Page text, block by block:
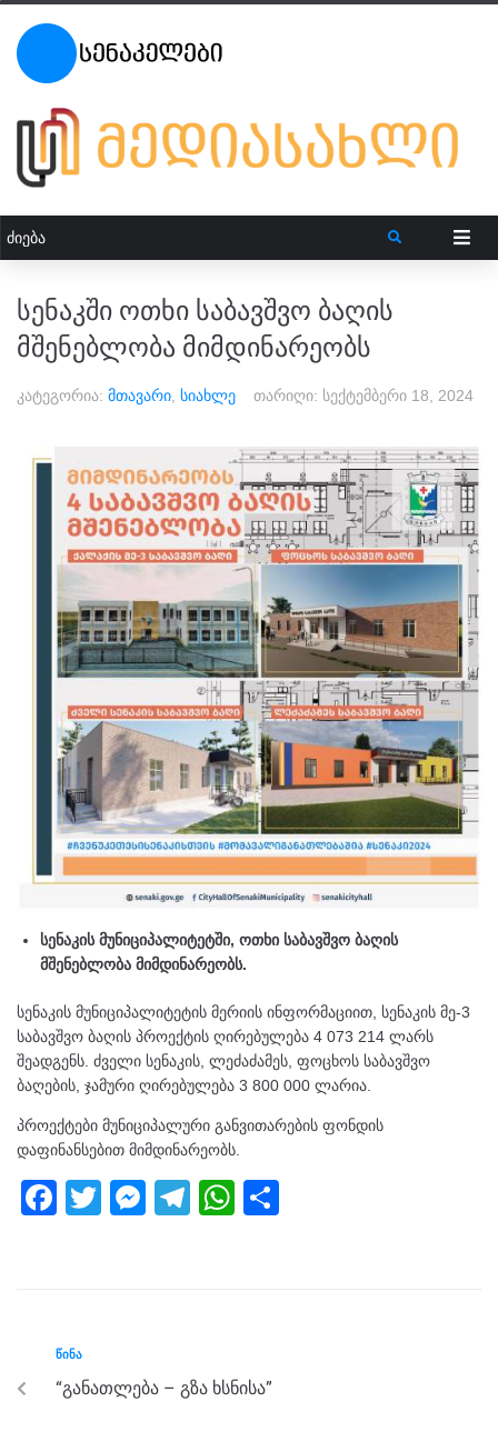
სენაკში ოთხი საბავშვო ბაღის
მშენებლობა მიმდინარეობს
კატეგორია: მთავარი სიახლე თარიღი: სექტემბერი 18, 2024
სენაკის მუნიციპალიტეტში, ოთხი საბავშვო ბაღის
მშენებლობა მიმდინარეობს.
სენაკის მუნიციპალიტეტის მერიის ინფორმაციით, სენაკის მე-3
საბავშვო ბაღის პროექტის ღირებულება 4 073 214 ლარს
შეადგენს. ძველი სენაკის, ლეძაძამეს, ფოცხოს საბავშვო
ბაღების, ჯამური ღირებულება 3 800 000 ლარია.
პროექტები მუნიციპალური განვითარების ფონდის
დაფინანსებით მიმდინარეობს.
F
b
o
o
T
M
g
T
m
W
p
ᲬᲘᲜᲐ
“განათლება – გზა ხსნისა”